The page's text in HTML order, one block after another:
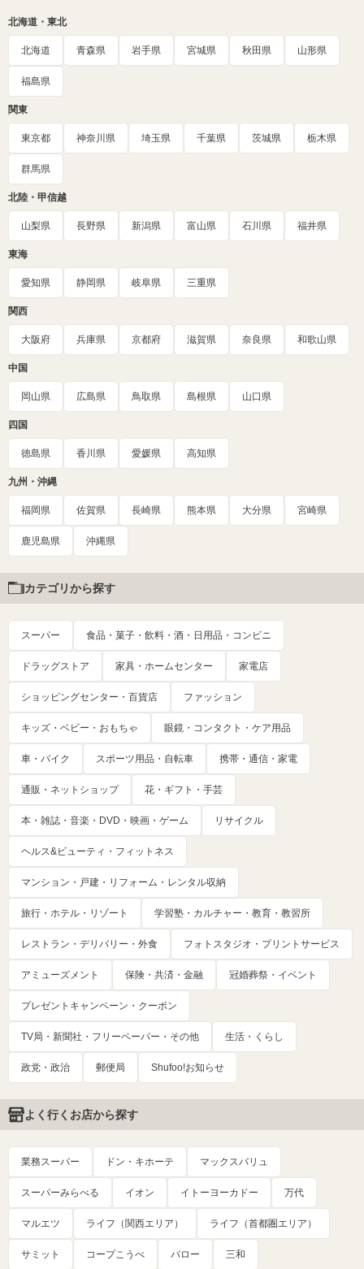
北海道・東北
北海道 青森県 岩手県 宮城県 秋田県 山形県
福島県
関東
東京都 神奈川県 埼玉県 千葉県 茨城県 栃木県
群馬県
北陸・甲信越
山梨県 長野県 新潟県 富山県 石川県 福井県
東海
愛知県 静岡県 岐阜県 三重県
関西
大阪府 兵庫県 京都府 滋賀県 奈良県 和歌山県
中国
岡山県 広島県 鳥取県 島根県 山口県
四国
徳島県 香川県 愛媛県 高知県
九州・沖縄
福岡県 佐賀県 長崎県 熊本県 大分県 宮崎県
鹿児島県 沖縄県
カテゴリから探す
スーパー 食品・菓子・飲料・酒・日用品・コンビニ
ドラッグストア 家具・ホームセンター 家電店
ショッピングセンター・百貨店 ファッション
キッズ・ベビー・おもちゃ 眼鏡・コンタクト・ケア用品
車・バイク スポーツ用品・自転車 携帯・通信・家電
通販・ネットショップ 花・ギフト・手芸
本・雑誌・音楽・DVD・映画・ゲーム リサイクル
ヘルス&ビューティ・フィットネス
マンション・戸建・リフォーム・レンタル収納
旅行・ホテル・リゾート 学習塾・カルチャー・教育・教習所
レストラン・デリバリー・外食 フォトスタジオ・プリントサービス
アミューズメント 保険・共済・金融 冠婚葬祭・イベント
プレゼントキャンペーン・クーポン
TV局・新聞社・フリーペーパー・その他 生活・くらし
政党・政治 郵便局 Shufoo!お知らせ
よく行くお店から探す
業務スーパー ドン・キホーテ マックスバリュ
スーパーみらべる イオン イトーヨーカドー 万代
マルエツ ライフ（関西エリア） ライフ（首都圏エリア）
サミット コープこうべ バロー 三和